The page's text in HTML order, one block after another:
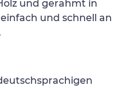
und gerahmt in
und schnell an